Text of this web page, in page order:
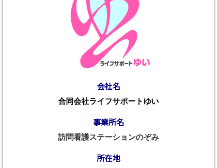
会社名
合同会社ライフサポートゆい
事業所名
訪問看護ステーションのぞみ
所在地